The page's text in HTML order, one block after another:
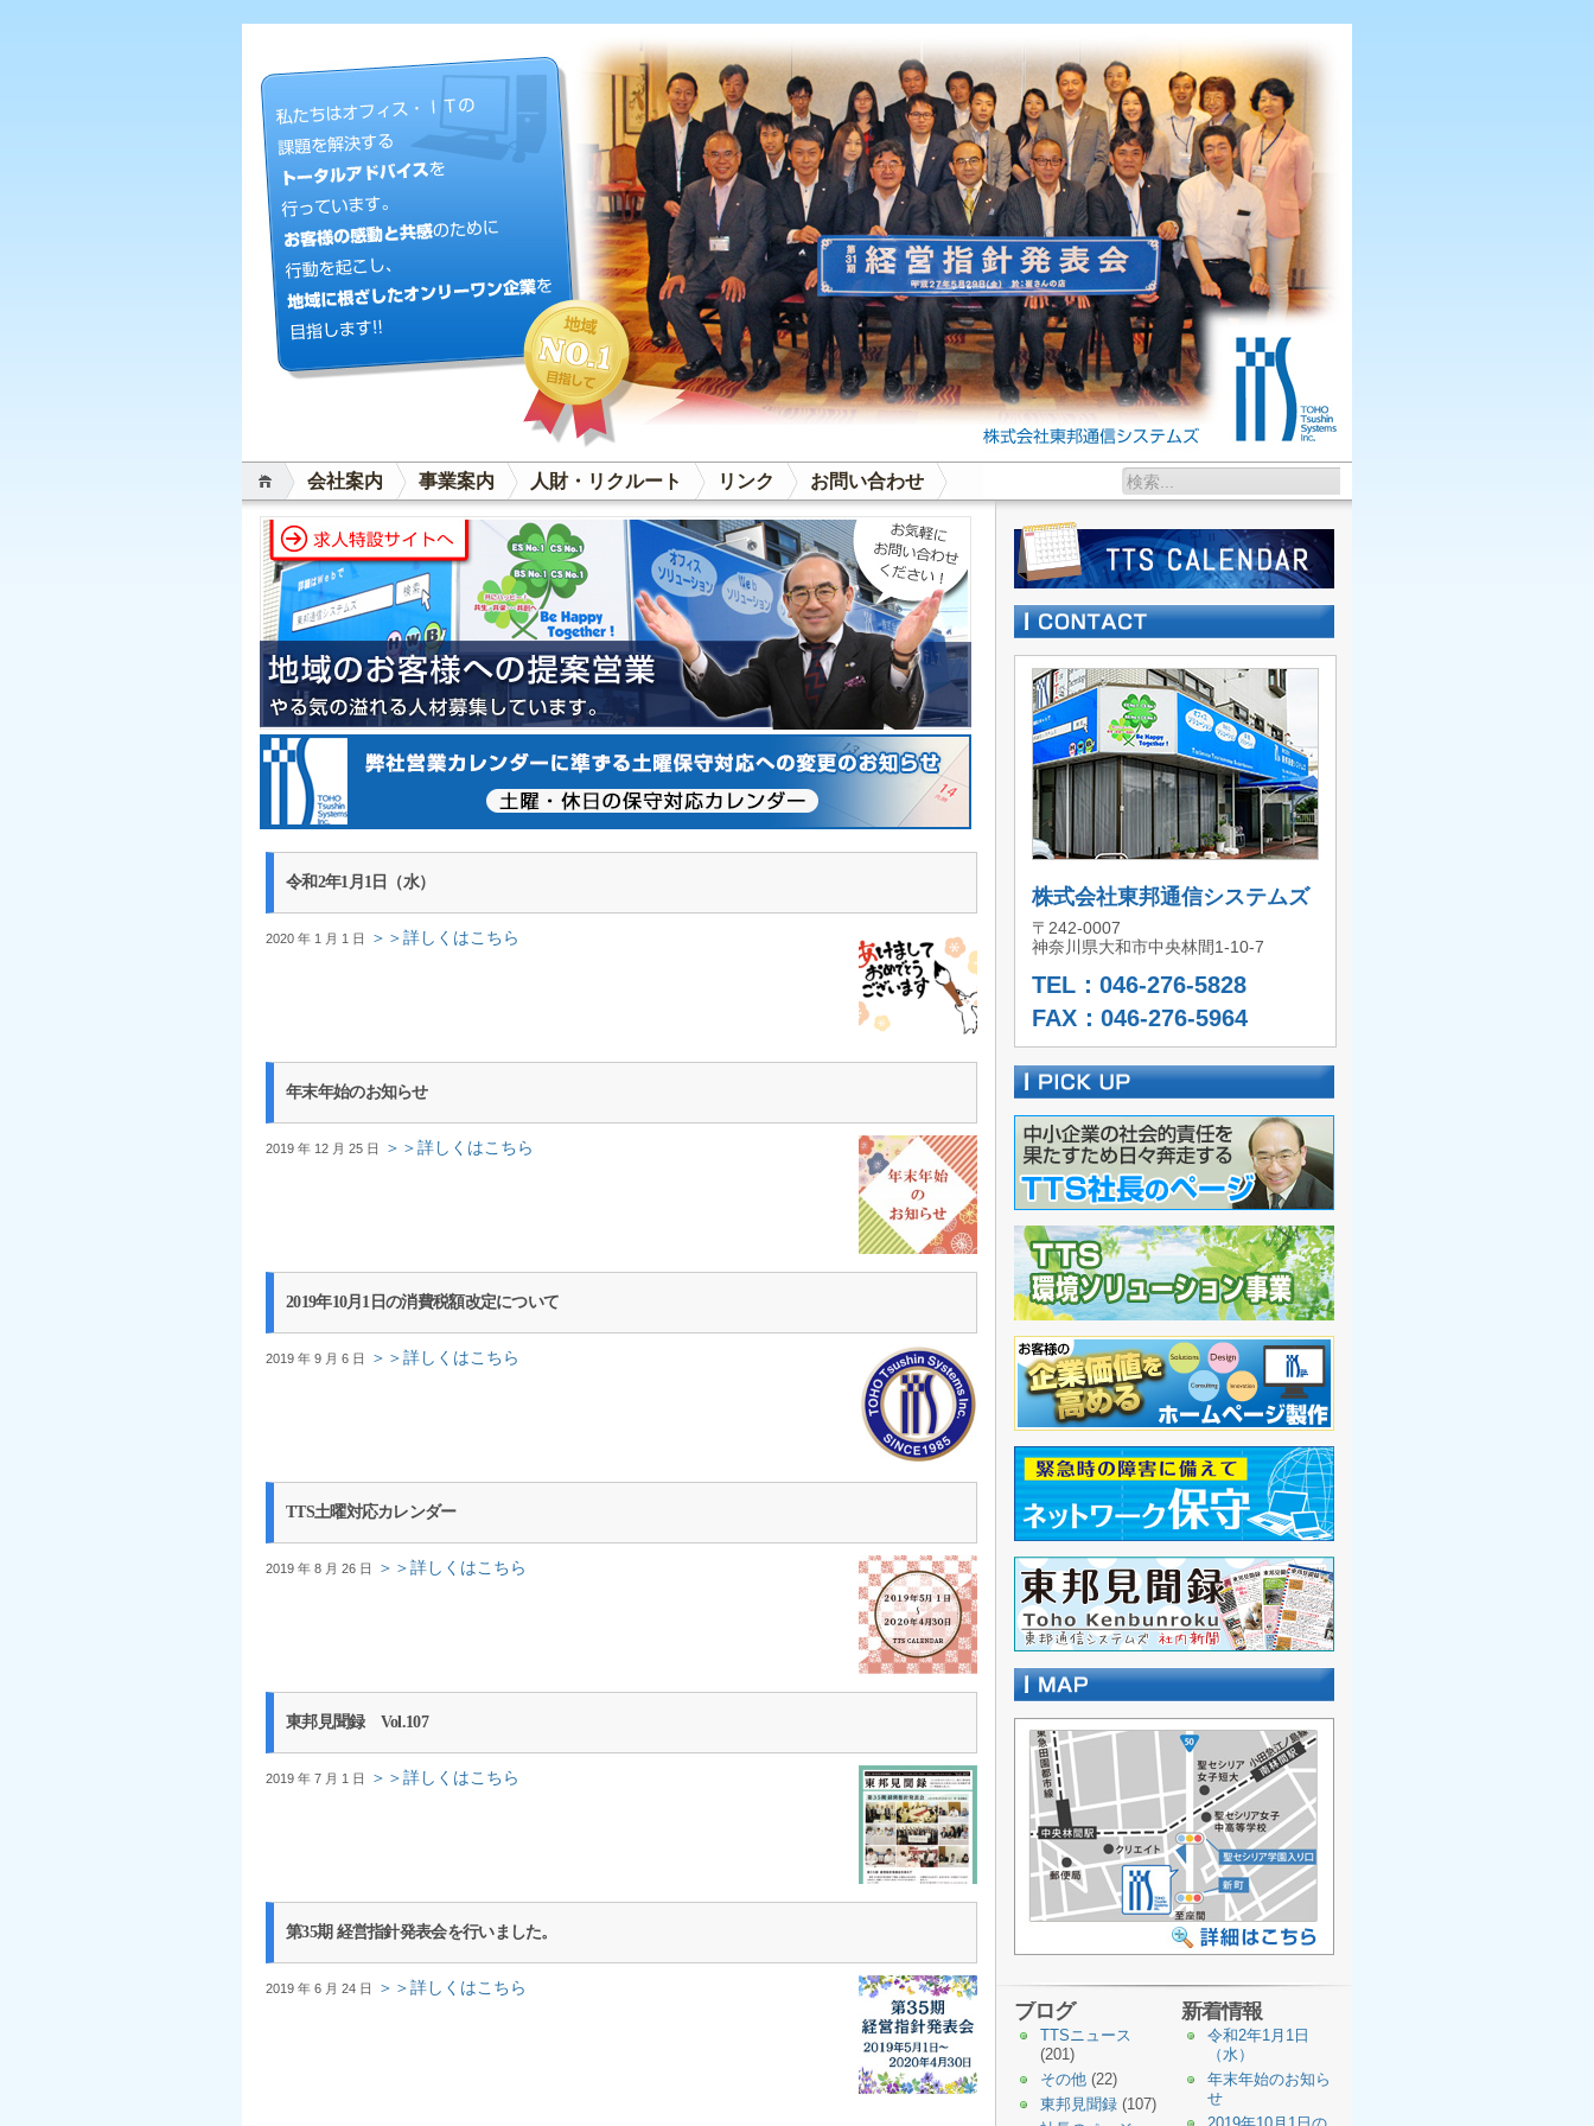
会社案内 事業案内 人財・リクルート リンク お問い合わせ
令和2年1月1日（水）
2020 年 1 月 1 日 ＞＞詳しくはこちら
年末年始のお知らせ
2019 年 12 月 25 日 ＞＞詳しくはこちら
2019年10月1日の消費税額改定について
2019 年 9 月 6 日 ＞＞詳しくはこちら
TTS土曜対応カレンダー
2019 年 8 月 26 日 ＞＞詳しくはこちら
東邦見聞録 Vol.107
2019 年 7 月 1 日 ＞＞詳しくはこちら
第35期 経営指針発表会を行いました。
2019 年 6 月 24 日 ＞＞詳しくはこちら
株式会社東邦通信システムズ
〒242-0007
神奈川県大和市中央林間1-10-7
TEL：046-276-5828
FAX：046-276-5964
新着情報
令和2年1月1日
（水）
年末年始のお知ら
せ
ブログ
TTSニュース
(201)
その他 (22)
東邦見聞録 (107)